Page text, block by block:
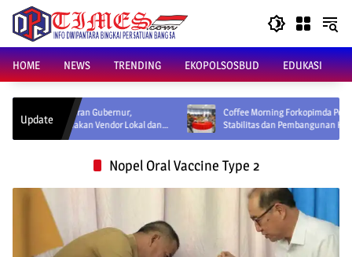
content
HOME
NEWS TRENDING EKOPOLSOSBUD EDUKASI
Update
Gubernur,
Vendor Lokal dan
Coffee Morning Forkopimda Perkuat Sinergi Jaga
Stabilitas dan Pembangunan Kaltara
Nopel Oral Vaccine Type 2